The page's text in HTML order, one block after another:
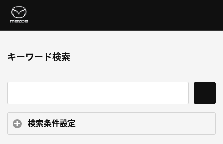
キーワード検索
検索条件設定